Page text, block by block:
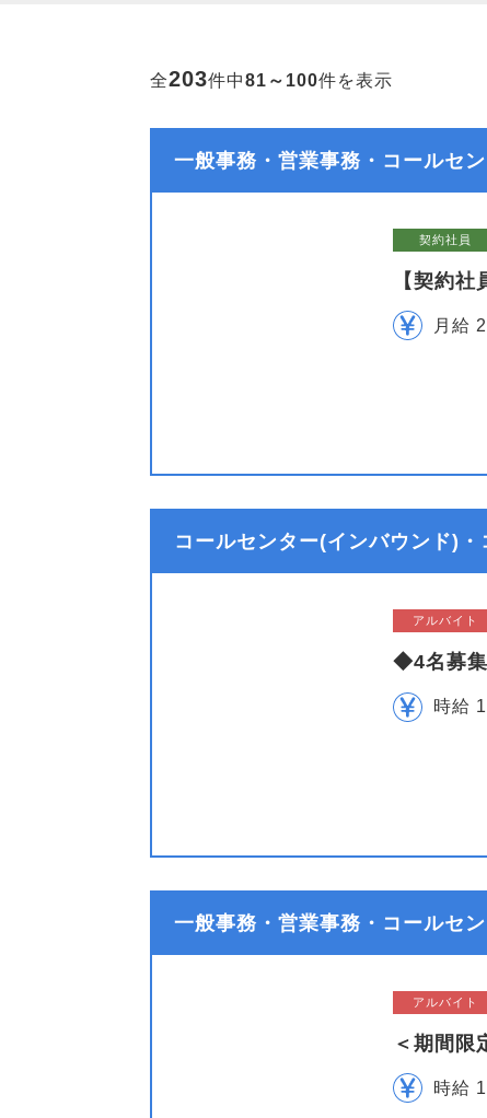
全203件中81～100件を表示
一般事務・営業事務・コールセ
契約社員
【契約
月給
コールセンター(インバウンド)
アルバイト
◆4名募集
時給
一般事務・営業事務・コールセ
アルバイト
＜期間限
時給